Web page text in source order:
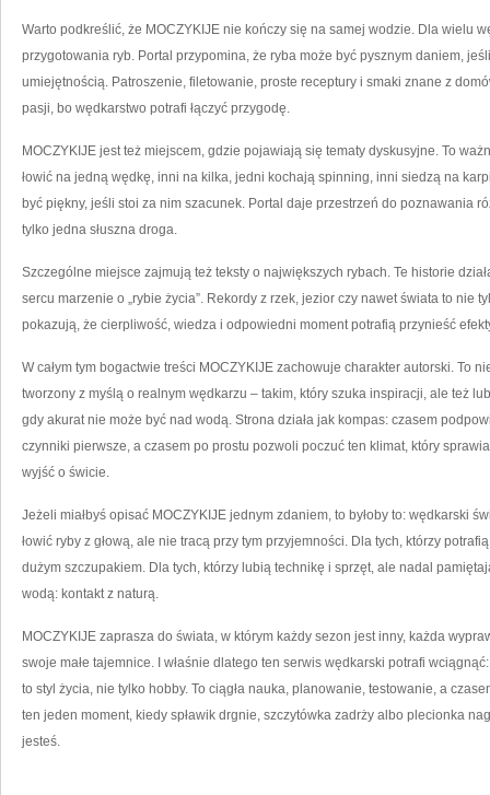
Warto podkreślić, że MOCZYKIJE nie kończy się na samej wodzie. Dla wielu
przygotowania ryb. Portal przypomina, że ryba może być pysznym daniem,
umiejętnością. Patroszenie, filetowanie, proste receptury i smaki znane z
pasji, bo wędkarstwo potrafi łączyć przygodę.
MOCZYKIJE jest też miejscem, gdzie pojawiają się tematy dyskusyjne. To
łowić na jedną wędkę, inni na kilka, jedni kochają spinning, inni siedzą na
być piękny, jeśli stoi za nim szacunek. Portal daje przestrzeń do poznawania
tylko jedna słuszna droga.
Szczególne miejsce zajmują też teksty o największych rybach. Te historie
sercu marzenie o „rybie życia”. Rekordy z rzek, jezior czy nawet świata to nie
pokazują, że cierpliwość, wiedza i odpowiedni moment potrafią przynieść
W całym tym bogactwie treści MOCZYKIJE zachowuje charakter autorski. To
tworzony z myślą o realnym wędkarzu – takim, który szuka inspiracji, ale też
gdy akurat nie może być nad wodą. Strona działa jak kompas: czasem
czynniki pierwsze, a czasem po prostu pozwoli poczuć ten klimat, który
wyjść o świcie.
Jeżeli miałbyś opisać MOCZYKIJE jednym zdaniem, to byłoby to: wędkarski
łowić ryby z głową, ale nie tracą przy tym przyjemności. Dla tych, którzy
dużym szczupakiem. Dla tych, którzy lubią technikę i sprzęt, ale nadal
wodą: kontakt z naturą.
MOCZYKIJE zaprasza do świata, w którym każdy sezon jest inny, każda
swoje małe tajemnice. I właśnie dlatego ten serwis wędkarski potrafi
to styl życia, nie tylko hobby. To ciągła nauka, planowanie, testowanie, a
ten jeden moment, kiedy spławik drgnie, szczytówka zadrży albo plecionka
jesteś.